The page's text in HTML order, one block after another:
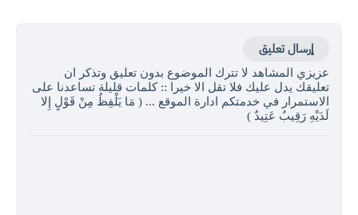
إرسال تعليق
عزيزي المشاهد لا تترك الموضوع بدون تعليق وتذكر ان
تعليقك يدل عليك فلا تقل الا خيرا :: كلمات قليلة تساعدنا على
الاستمرار في خدمتكم ادارة الموقع ... ( مَا يَلْفِظُ مِنْ قَوْلٍ إِلا
لَدَيْهِ رَقِيبٌ عَتِيدٌ )